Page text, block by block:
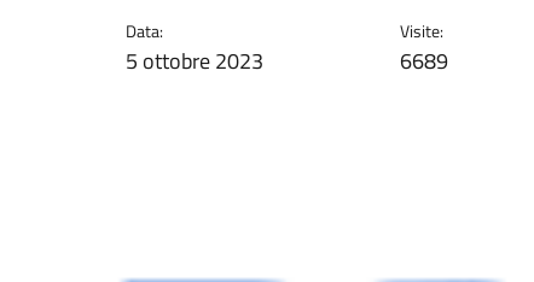
Data:
5 ottobre 2023
Visite:
6689